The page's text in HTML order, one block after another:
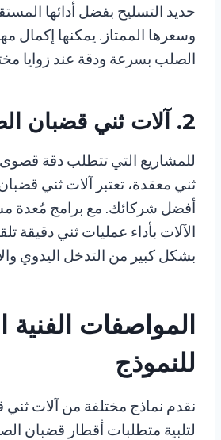
حديد التسليح بفضل أدائها
وسعرها الممتاز. يمكنها إكمال
الصلب بسرعة ودقة عند زوايا
2. آلات ثني قضبان الصلب CNC
للمشاريع التي تتطلب دقة
أفضل شركائك. مع برامج مُعدة
الآلات بأداء عمليات ثني دقيقة
بشكل كبير من التدخل اليدوي
المواصفات الفنية
للنموذج
نقدم نماذج مختلفة من آلات
لتلبية متطلبات أقطار قضبان